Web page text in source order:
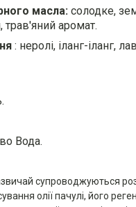
масла: солодке,
трав'яний аромат.
: неролі, іланг-іланг,
Вода.
супроводжуються
олії пачулі, його